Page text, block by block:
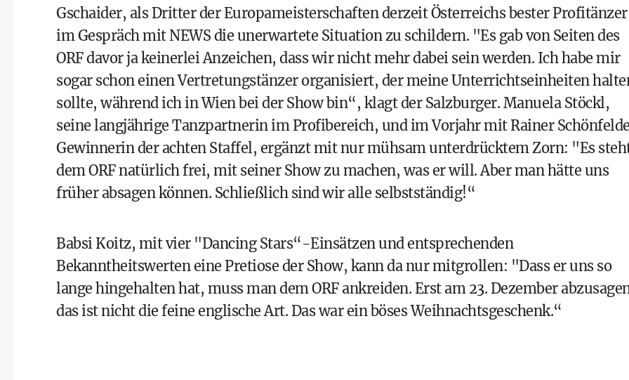
Gschaider, als Dritter der Europameisterschaften derzeit Österreichs bester
im Gespräch mit NEWS die unerwartete Situation zu schildern. "Es gab von Seiten des
ORF davor ja keinerlei Anzeichen, dass wir nicht mehr dabei sein werden. Ich habe mir
sogar schon einen Vertretungstänzer organisiert, der meine Unterrichtseinheiten
sollte, während ich in Wien bei der Show bin“, klagt der Salzburger. Manuela Stöckl,
seine langjährige Tanzpartnerin im Profibereich, und im Vorjahr mit Rainer
Gewinnerin der achten Staffel, ergänzt mit nur mühsam unterdrücktem Zorn: "Es
dem ORF natürlich frei, mit seiner Show zu machen, was er will. Aber man hätte uns
früher absagen können. Schließlich sind wir alle selbstständig!“
Babsi Koitz, mit vier "Dancing Stars“-Einsätzen und entsprechenden
Bekanntheitswerten eine Pretiose der Show, kann da nur mitgrollen: "Dass er uns so
lange hingehalten hat, muss man dem ORF ankreiden. Erst am 23. Dezember
das ist nicht die feine englische Art. Das war ein böses Weihnachtsgeschenk.“